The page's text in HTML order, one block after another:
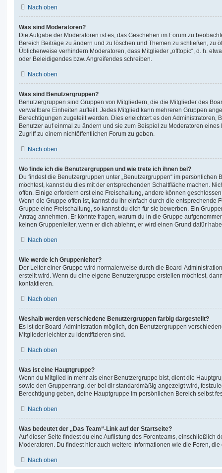
Nach oben
Was sind Moderatoren?
Die Aufgabe der Moderatoren ist es, das Geschehen im Forum zu
Bereich Beiträge zu ändern und zu löschen und Themen zu schließen, zu
Üblicherweise verhindern Moderatoren, dass Mitglieder „offtopic“, d. h.
oder Beleidigendes bzw. Angreifendes schreiben.
Nach oben
Was sind Benutzergruppen?
Benutzergruppen sind Gruppen von Mitgliedern, die die Mitglieder des
verwaltbare Einheiten aufteilt. Jedes Mitglied kann mehreren Gruppen
Berechtigungen zugeteilt werden. Dies erleichtert es den Administratoren,
Benutzer auf einmal zu ändern und sie zum Beispiel zu Moderatoren
Zugriff zu einem nichtöffentlichen Forum zu geben.
Nach oben
Wo finde ich die Benutzergruppen und wie trete ich ihnen bei?
Du findest die Benutzergruppen unter „Benutzergruppen“ im persönlichen
möchtest, kannst du dies mit der entsprechenden Schaltfläche machen.
offen. Einige erfordern erst eine Freischaltung, andere können
Wenn die Gruppe offen ist, kannst du ihr einfach durch die entsprechende
Gruppe eine Freischaltung, so kannst du dich für sie bewerben. Ein
Antrag annehmen. Er könnte fragen, warum du in die Gruppe
keinen Gruppenleiter, wenn er dich ablehnt, er wird einen Grund dafür
Nach oben
Wie werde ich Gruppenleiter?
Der Leiter einer Gruppe wird normalerweise durch die Board-
erstellt wird. Wenn du eine eigene Benutzergruppe erstellen möchtest,
kontaktieren.
Nach oben
Weshalb werden verschiedene Benutzergruppen farbig dargestellt?
Es ist der Board-Administration möglich, den Benutzergruppen
Mitglieder leichter zu identifizieren sind.
Nach oben
Was ist eine Hauptgruppe?
Wenn du Mitglied in mehr als einer Benutzergruppe bist, dient die
sowie den Gruppenrang, der bei dir standardmäßig angezeigt wird,
Berechtigung geben, deine Hauptgruppe im persönlichen Bereich selbst
Nach oben
Was bedeutet der „Das Team“-Link auf der Startseite?
Auf dieser Seite findest du eine Auflistung des Forenteams, einschließlich
Moderatoren. Du findest hier auch weitere Informationen wie die Foren,
Nach oben